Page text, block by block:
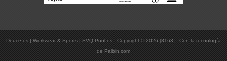
Deuce.es | Workwear & Sports | SVQ Pool.es - Copyright © 2026 [8163] - Con la tecnología
de Palbin.com